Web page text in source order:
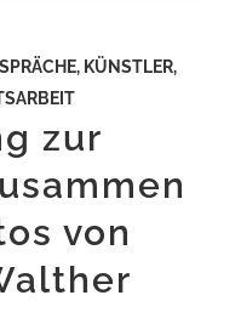
, KÜNSTLER,
zur
von